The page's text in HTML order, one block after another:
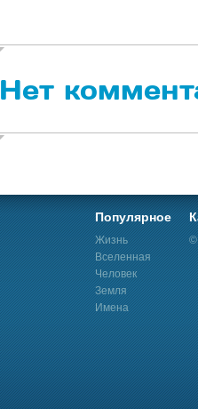
Нет
Популярное
Жизнь
Вселенная
Человек
Земля
Имена
©